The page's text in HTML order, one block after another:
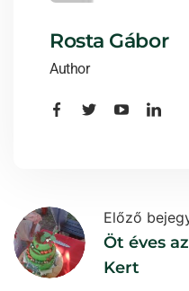
Rosta Gábor
Author
Előző
Öt éves
Kert